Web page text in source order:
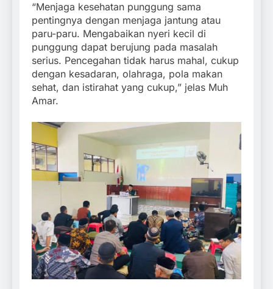
“Menjaga kesehatan punggung sama
pentingnya dengan menjaga jantung atau
paru-paru. Mengabaikan nyeri kecil di
punggung dapat berujung pada masalah
serius. Pencegahan tidak harus mahal, cukup
dengan kesadaran, olahraga, pola makan
sehat, dan istirahat yang cukup,” jelas Muh
Amar.